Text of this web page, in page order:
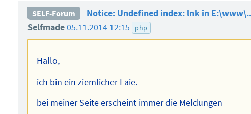
SELF-Forum
Notice: Undefined index: lnk in
Selfmade05.11.2014 12:15 php
Hallo,
ich bin ein ziemlicher Laie.
bei meiner Seite erscheint immer die Meldungen